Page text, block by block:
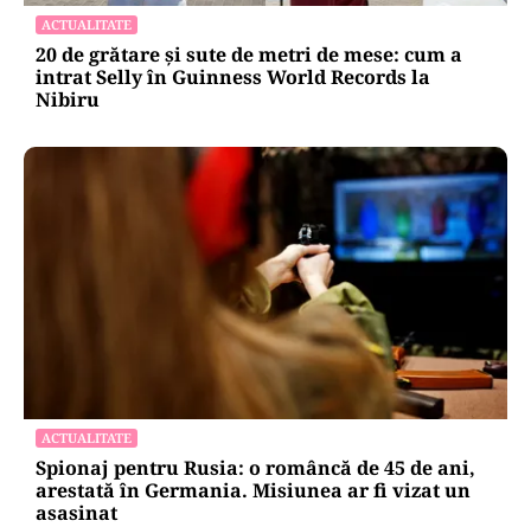
ACTUALITATE
20 de grătare și sute de metri de mese: cum a
intrat Selly în Guinness World Records la
Nibiru
ACTUALITATE
Spionaj pentru Rusia: o româncă de 45 de ani,
arestată în Germania. Misiunea ar fi vizat un
asasinat